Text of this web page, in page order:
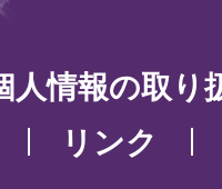
人情報の取り
リンク